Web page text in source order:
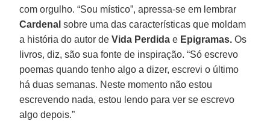
com orgulho. “Sou místico”, apressa-se em lembrar
Cardenal sobre uma das características que moldam
a história do autor deVida Perdida e Epigramas. Os
livros, diz, são sua fonte de inspiração. “Só escrevo
poemas quando tenho algo a dizer, escrevi o último
há duas semanas. Neste momento não estou
escrevendo nada, estou lendo para ver se escrevo
algo depois.”